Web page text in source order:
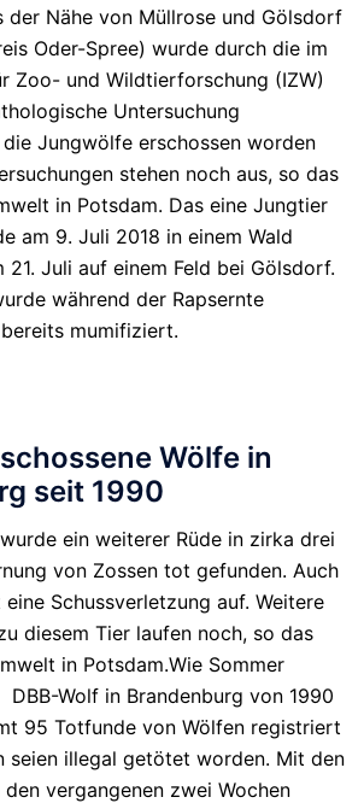
der Nähe von Müllrose und Gölsdorf
Oder-Spree) wurde durch die im
Zoo- und Wildtierforschung (IZW)
Untersuchung
Jungwölfe erschossen worden
stehen noch aus, so das
in Potsdam. Das eine Jungtier
am 9. Juli 2018 in einem Wald
21. Juli auf einem Feld bei Gölsdorf.
während der Rapsernte
mumifiziert.
Wölfe in
seit 1990
ein weiterer Rüde in zirka drei
von Zossen tot gefunden. Auch
Schussverletzung auf. Weitere
diesem Tier laufen noch, so das
in Potsdam.Wie Sommer
Wolf in Brandenburg von 1990
95 Totfunde von Wölfen registriert
seien illegal getötet worden. Mit den
vergangenen zwei Wochen